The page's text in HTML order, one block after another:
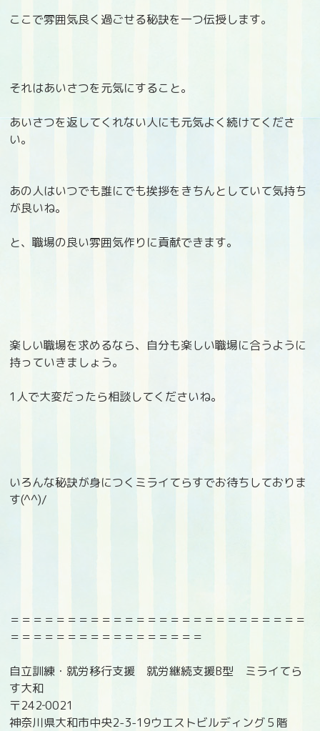
ここで雰囲気良く過ごせる秘訣を一つ伝授します。
それはあいさつを元気にすること。
あいさつを返してくれない人にも元気よく続けてくださ
い。
あの人はいつでも誰にでも挨拶をきちんとしていて気持ち
が良いね。
と、職場の良い雰囲気作りに貢献できます。
楽しい職場を求めるなら、自分も楽しい職場に合うように
持っていきましょう。
1人で大変だったら相談してくださいね。
いろんな秘訣が身につくミライてらすでお待ちしておりま
す(^^)/
＝＝＝＝＝＝＝＝＝＝＝＝＝＝＝＝＝＝＝＝＝＝＝＝＝＝
＝＝＝＝＝＝＝＝＝＝＝＝＝＝＝＝＝
自立訓練・就労移行支援 就労継続支援B型 ミライてら
す大和
〒242‐0021
神奈川県大和市中央2-3-19ウエストビルディング５階